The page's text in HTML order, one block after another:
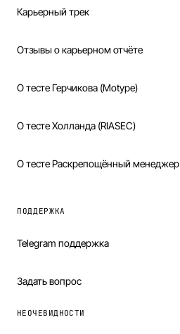
Карьерный трек
Отзывы о карьерном отчёте
О тесте Герчикова (Motype)
О тесте Холланда (RIASEC)
О тесте Раскрепощённый менеджер
ПОДДЕРЖКА
Telegram поддержка
Задать вопрос
НЕОЧЕВИДНОСТИ